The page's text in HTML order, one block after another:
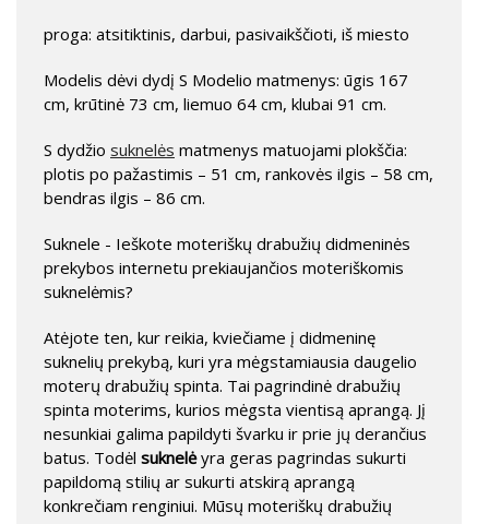
proga: atsitiktinis, darbui, pasivaikščioti, iš miesto
Modelis dėvi dydį S Modelio matmenys: ūgis 167
cm, krūtinė 73 cm, liemuo 64 cm, klubai 91 cm.
S dydžio suknelės matmenys matuojami plokščia:
plotis po pažastimis – 51 cm, rankovės ilgis – 58 cm,
bendras ilgis – 86 cm.
Suknele - Ieškote moteriškų drabužių didmeninės
prekybos internetu prekiaujančios moteriškomis
suknelėmis?
Atėjote ten, kur reikia, kviečiame į didmeninę
suknelių prekybą, kuri yra mėgstamiausia daugelio
moterų drabužių spinta. Tai pagrindinė drabužių
spinta moterims, kurios mėgsta vientisą aprangą. Jį
nesunkiai galima papildyti švarku ir prie jų derančius
batus. Todėl suknelėyra geras pagrindas sukurti
papildomą stilių ar sukurti atskirą aprangą
konkrečiam renginiui. Mūsų moteriškų drabužių